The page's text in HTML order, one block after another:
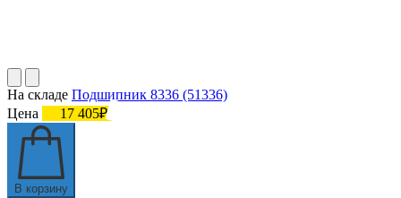
На складе Подшипник 8336 (51336)
Цена
17 405₽
В корзину